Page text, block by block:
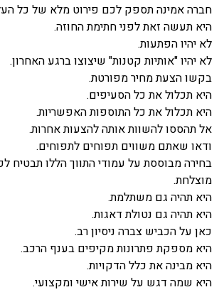
חברה אמינה תספק לכם פירוט מלא של כל
היא תעשה זאת לפני חתימת החוזה.
לא יהיו הפתעות.
לא יהיו "אותיות קטנות" שיצוצו ברגע האחרון.
בקשו הצעת מחיר מפורטת.
היא תכלול את כל הסעיפים.
היא תכלול את כל התוספות האפשריות.
אל תהססו להשוות אותה להצעות אחרות.
ודאו שאתם משווים תפוחים לתפוחים.
בחירה מבוססת על עמודי התווך הללו תבטיח
מוצלחת.
היא תהיה גם משתלמת.
היא תהיה גם נטולת דאגות.
כאן על הכביש צברה ניסיון רב.
היא מספקת פתרונות מקיפים בענף הרכב.
היא מבינה את כלל הדקויות.
היא שמה דגש על שירות אישי ומקצועי.